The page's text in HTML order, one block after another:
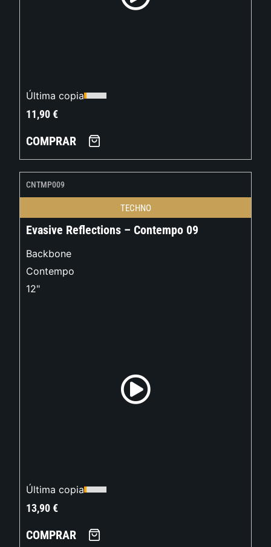
Última copia
11,90€
COMPRAR
CNTMP009
TECHNO
Evasive Reflections – Contempo 09
Backbone
Contempo
12"
Última copia
13,90€
COMPRAR